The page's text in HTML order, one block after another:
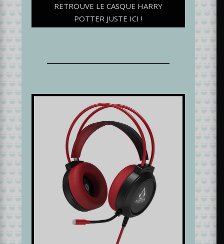
RETROUVE LE CASQUE HARRY
POTTER JUSTE ICI !